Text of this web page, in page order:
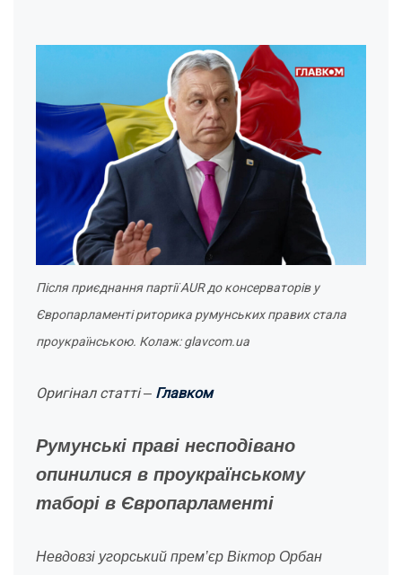
Після приєднання партії AUR до консерваторів у
Європарламенті риторика румунських правих стала
проукраїнською. Колаж: glavcom.ua
Оригінал статті– Главком
Румунські праві несподівано
опинилися в проукраїнському
таборі в Європарламенті
Невдовзі угорський прем’єр Віктор Орбан